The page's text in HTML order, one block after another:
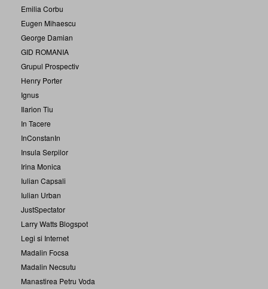
Emilia Corbu
Eugen Mihaescu
George Damian
GID ROMANIA
Grupul Prospectiv
Henry Porter
Ignus
Ilarion Tiu
In Tacere
InConstanIn
Insula Serpilor
Irina Monica
Iulian Capsali
Iulian Urban
JustSpectator
Larry Watts Blogspot
Legi si Internet
Madalin Focsa
Madalin Necsutu
Manastirea Petru Voda